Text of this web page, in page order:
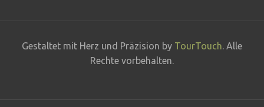
Gestaltet mit Herz und Präzision by TourTouch. Alle
Rechte vorbehalten.